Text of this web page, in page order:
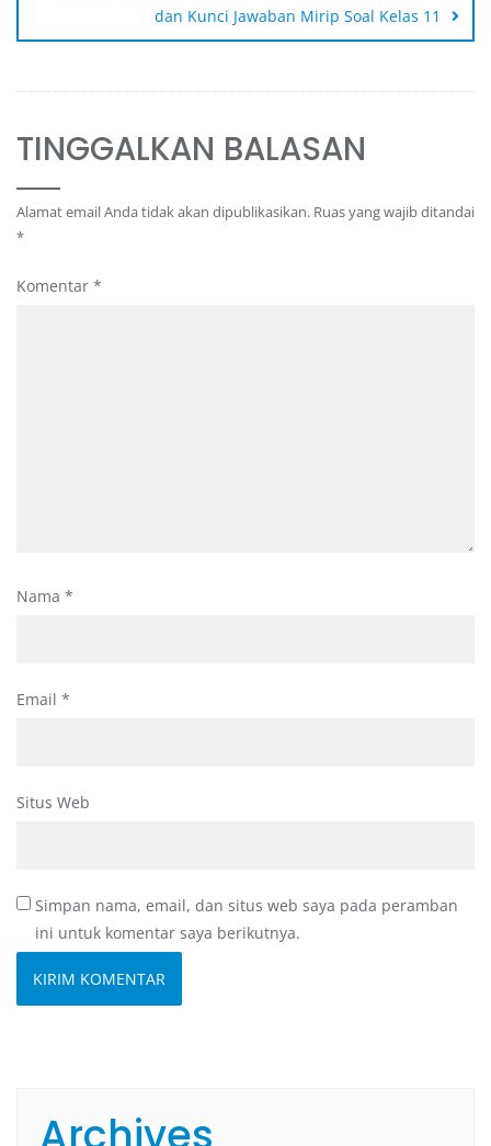
dan Kunci Jawaban Mirip Soal Kelas 11
TINGGALKAN BALASAN
Alamat email Anda tidak akan dipublikasikan. Ruas yang wajib ditandai
*
Komentar *
Nama *
Email *
Situs Web
Simpan nama, email, dan situs web saya pada peramban
ini untuk komentar saya berikutnya.